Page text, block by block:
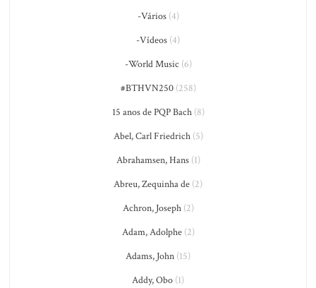
-Vários(4)
-Vídeos (4)
-World Music (6)
#BTHVN250(258)
15 anos de PQP Bach(8)
Abel, Carl Friedrich(5)
Abrahamsen, Hans(1)
Abreu, Zequinha de (2)
Achron, Joseph(2)
Adam, Adolphe(2)
Adams, John (15)
Addy, Obo (1)